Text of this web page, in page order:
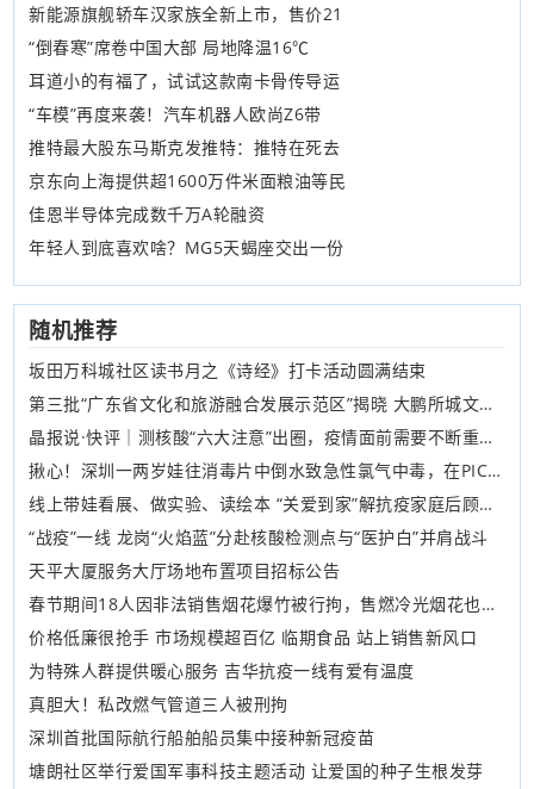
新能源旗舰轿车汉家族全新上市，售价21
“倒春寒”席卷中国大部 局地降温16℃
耳道小的有福了，试试这款南卡骨传导运
“车模”再度来袭！汽车机器人欧尚Z6带
推特最大股东马斯克发推特：推特在死去
京东向上海提供超1600万件米面粮油等民
佳恩半导体完成数千万A轮融资
年轻人到底喜欢啥？MG5天蝎座交出一份
随机推荐
坂田万科城社区读书月之《诗经》打卡活动圆满结束
第三批“广东省文化和旅游融合发展示范区”揭晓 大鹏所城文化旅游区成深圳唯一代表
晶报说·快评｜测核酸“六大注意”出圈，疫情面前需要不断重复常识
揪心！深圳一两岁娃往消毒片中倒水致急性氯气中毒，在PICU病房抢救8天…
线上带娃看展、做实验、读绘本 “关爱到家”解抗疫家庭后顾之忧
“战疫”一线 龙岗“火焰蓝”分赴核酸检测点与“医护白”并肩战斗
天平大厦服务大厅场地布置项目招标公告
春节期间18人因非法销售烟花爆竹被行拘，售燃冷光烟花也属违法
价格低廉很抢手 市场规模超百亿 临期食品 站上销售新风口
为特殊人群提供暖心服务 吉华抗疫一线有爱有温度
​真胆大！私改燃气管道三人被刑拘
深圳首批国际航行船舶船员集中接种新冠疫苗
​塘朗社区举行爱国军事科技主题活动 让爱国的种子生根发芽